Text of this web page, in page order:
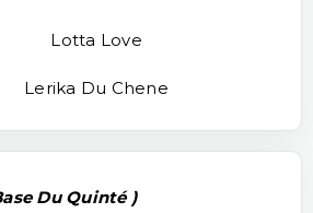
Lotta Love
Lerika Du Chene
Du Quinté )